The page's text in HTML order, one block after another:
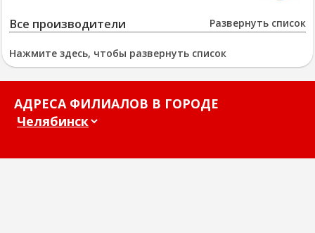
Развернуть список
Все производители
Нажмите здесь, чтобы развернуть список
АДРЕСА ФИЛИАЛОВ В ГОРОДЕ